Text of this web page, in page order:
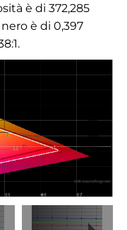
è di 372,285
è di 0,397